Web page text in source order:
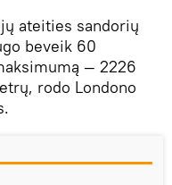
ateities sandorių
beveik 60
— 2226
rodo Londono